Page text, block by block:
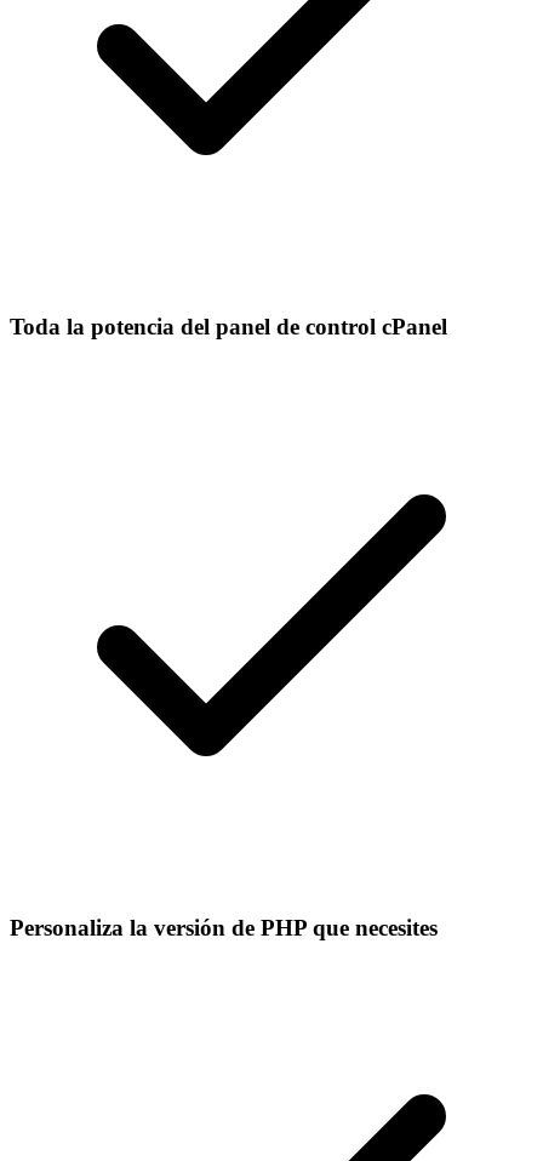
Toda la potencia del panel de control cPanel
Personaliza la versión de PHP que necesites